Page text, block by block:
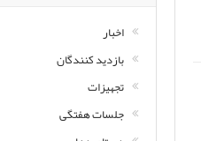
اخبار
بازدید کنندگان
تجهیزات
جلسات هفتگی